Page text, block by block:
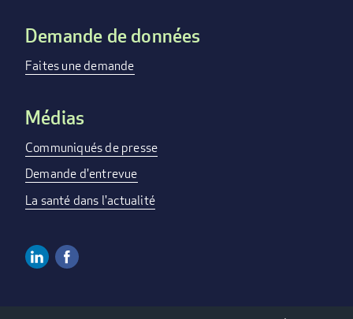
Demande de données
Faites une demande
Médias
Communiqués de presse
Demande d'entrevue
La santé dans l'actualité
Linkedin